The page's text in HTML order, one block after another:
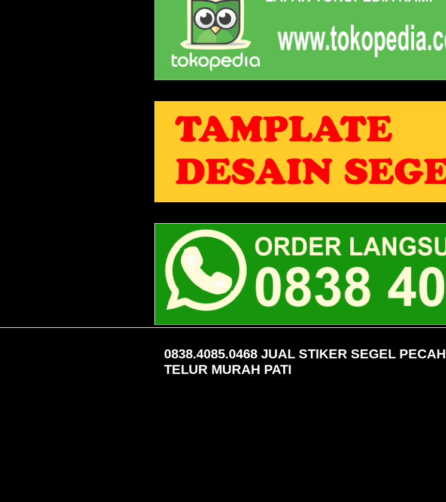
0838.4085.0468 JUAL STIKER SEGEL PECAH
TELUR MURAH PATI